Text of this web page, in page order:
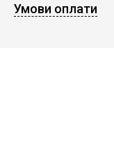
Умови оплати